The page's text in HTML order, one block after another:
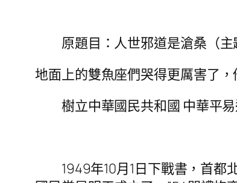
原題目：人世邪道是滄桑（主
地面上的雙魚座們哭得更厲害了
樹立中華國民共和國 中華平易
1949年10月1日下戰書，首都